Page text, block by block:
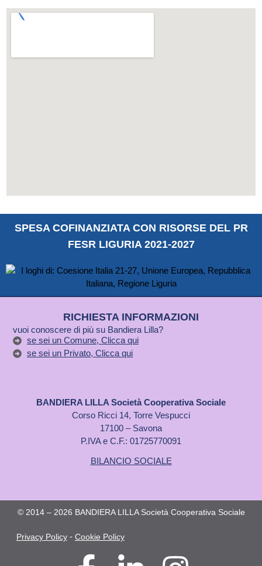
SPESA COFINANZIATA CON RISORSE DEL PR
FESR LIGURIA 2021-2027
RICHIESTA INFORMAZIONI
vuoi conoscere di più su Bandiera Lilla?
se sei un Comune, Clicca qui
se sei un Privato, Clicca qui
BANDIERA LILLA Società Cooperativa Sociale
Corso Ricci 14, Torre Vespucci
17100 – Savona
P.IVA e C.F.: 01725770091
BILANCIO SOCIALE
© 2014 – 2026 BANDIERA LILLA Società Cooperativa Sociale
Privacy Policy - Cookie Policy